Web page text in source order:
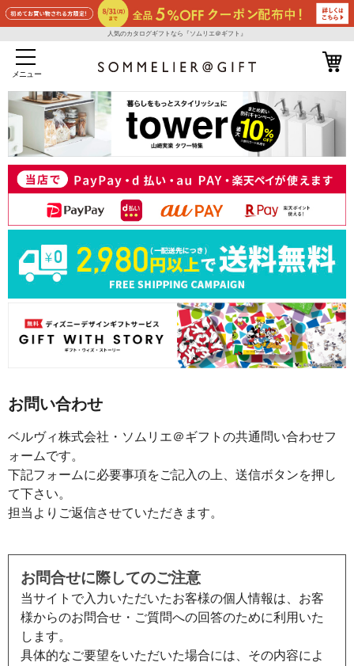
人気のカタログギフトなら『ソムリエ＠ギフト』
メニュー
お問い合わせ
ベルヴィ株式会社・ソムリエ＠ギフトの共通問い合わせフ
ォームです。
下記フォームに必要事項をご記入の上、送信ボタンを押し
て下さい。
担当よりご返信させていただきます。
お問合せに際してのご注意
当サイトで入力いただいたお客様の個人情報は、お客
様からのお問合せ・ご質問への回答のために利用いた
します。
具体的なご要望をいただいた場合には、その内容によ